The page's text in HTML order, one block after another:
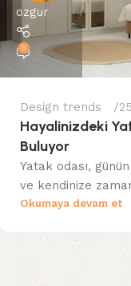
ozgur
0
Design trends
Hayalinizdeki
Buluyor
Yatak odası,
ve kendinize
Okumaya devam et